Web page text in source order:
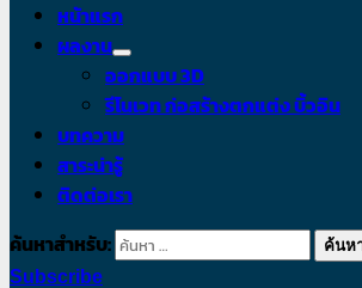
หน้าแรก
ผลงาน
ออกแบบ 3D
รีโนเวท ก่อสร้างตกแต่ง บิ้วอิน
บทความ
สาระน่ารู้
ติดต่อเรา
ค้นหาสำหรับ:
Subscribe